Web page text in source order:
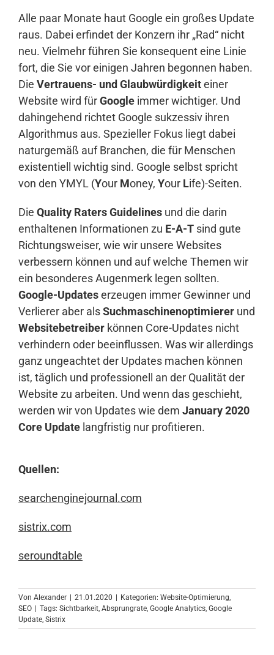
Alle paar Monate haut Google ein großes Update
raus. Dabei erfindet der Konzern ihr „Rad“ nicht
neu. Vielmehr führen Sie konsequent eine Linie
fort, die Sie vor einigen Jahren begonnen haben.
Die Vertrauens- und Glaubwürdigkeiteiner
Website wird fürGoogle immer wichtiger. Und
dahingehend richtet Google sukzessiv ihren
Algorithmus aus. Spezieller Fokus liegt dabei
naturgemäß auf Branchen, die für Menschen
existentiell wichtig sind. Google selbst spricht
von den YMYL (Your Money, Your Life)-Seiten.
Die Quality Raters Guidelines und die darin
enthaltenen Informationen zu E-A-T sind gute
Richtungsweiser, wie wir unsere Websites
verbessern können und auf welche Themen wir
ein besonderes Augenmerk legen sollten.
Google-Updateserzeugen immer Gewinner und
Verlierer aber alsSuchmaschinenoptimierer und
Websitebetreiber können Core-Updates nicht
verhindern oder beeinflussen. Was wir allerdings
ganz ungeachtet der Updates machen können
ist, täglich und professionell an der Qualität der
Website zu arbeiten. Und wenn das geschieht,
werden wir von Updates wie dem January 2020
Core Update langfristig nur profitieren.
Quellen:
searchenginejournal.com
sistrix.com
seroundtable
Von Alexander | 21.01.2020 | Kategorien: Website-Optimierung
SEO | Tags: Sichtbarkeit Absprungrate Google Analytics Google
Update Sistrix